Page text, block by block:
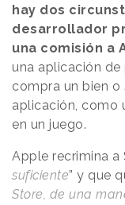
hay dos
desarrollador
una comisión a
una aplicación
compra un bien
aplicación, como
en un juego.
Apple recrimina a
suficiente” y que
Store, de una